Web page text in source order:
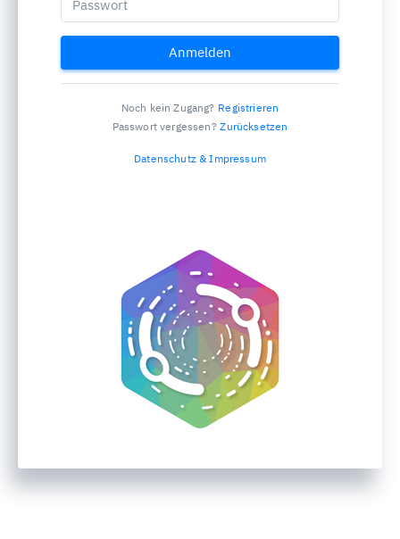
Anmelden
Noch kein Zugang? Registrieren
Passwort vergessen? Zurücksetzen
Datenschutz & Impressum